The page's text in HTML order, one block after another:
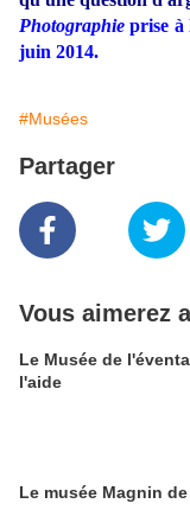
Photographie prise à
juin 2014.
#Musées
Partager
Vous aimerez
Le Musée de
l'aide
Le musée Magnin